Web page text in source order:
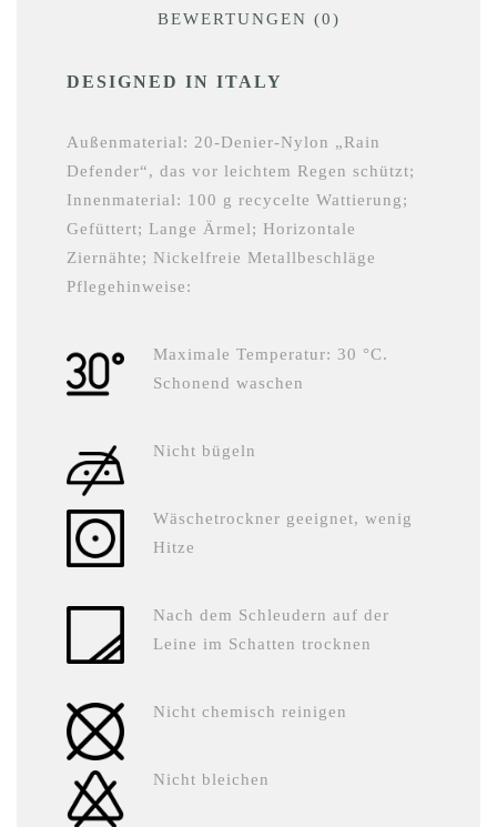
BEWERTUNGEN (0)
DESIGNED IN ITALY
Außenmaterial: 20-Denier-Nylon „Rain
Defender“, das vor leichtem Regen schützt;
Innenmaterial: 100 g recycelte Wattierung;
Gefüttert; Lange Ärmel; Horizontale
Ziernähte; Nickelfreie Metallbeschläge
Pflegehinweise:
Maximale Temperatur: 30 °C.
Schonend waschen
Nicht bügeln
Wäschetrockner geeignet, wenig
Hitze
Nach dem Schleudern auf der
Leine im Schatten trocknen
Nicht chemisch reinigen
Nicht bleichen